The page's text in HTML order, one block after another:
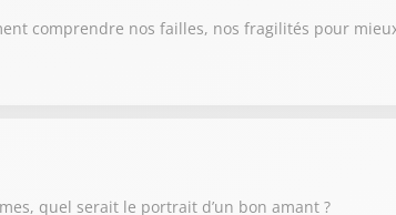
comprendre nos failles, nos fragilités pour
quel serait le portrait d’un bon amant ?